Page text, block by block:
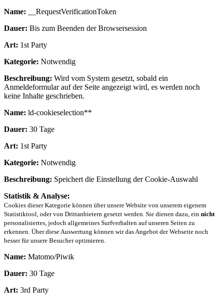
Name: __RequestVerificationToken
Dauer: Bis zum Beenden der Browsersession
Art: 1st Party
Kategorie: Notwendig
Beschreibung: Wird vom System gesetzt, sobald ein
Anmeldeformular auf der Seite angezeigt wird, es werden noch
keine Inhalte geschrieben.
Name: ld-cookieselection**
Dauer: 30 Tage
Art: 1st Party
Kategorie: Notwendig
Beschreibung: Speichert die Einstellung der Cookie-Auswahl
Statistik & Analyse:
Cookies dieser Kategorie können über unsere Website von unserem eigenem
Statistiktool, oder von Drittanbietern gesetzt werden. Sie dienen dazu, ein nicht
personalisiertes, jedoch allgemeines Surfverhalten auf unseren Seiten zu
erkennen. Über diese Auswertung können wir das Angebot der Webseite noch
besser für unsere Besucher optimieren.
Name: Matomo/Piwik
Dauer: 30 Tage
Art: 3rd Party